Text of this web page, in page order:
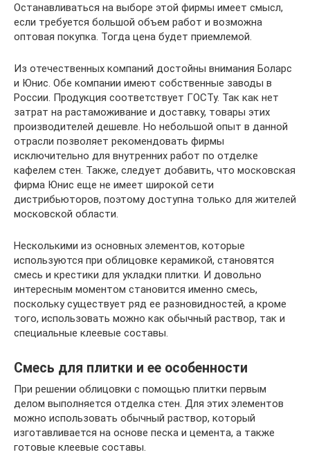
Останавливаться на выборе этой фирмы имеет смысл,
если требуется большой объем работ и возможна
оптовая покупка. Тогда цена будет приемлемой.
Из отечественных компаний достойны внимания Боларс
и Юнис. Обе компании имеют собственные заводы в
России. Продукция соответствует ГОСТу. Так как нет
затрат на растаможивание и доставку, товары этих
производителей дешевле. Но небольшой опыт в данной
отрасли позволяет рекомендовать фирмы
исключительно для внутренних работ по отделке
кафелем стен. Также, следует добавить, что московская
фирма Юнис еще не имеет широкой сети
дистрибьюторов, поэтому доступна только для жителей
московской области.
Несколькими из основных элементов, которые
используются при облицовке керамикой, становятся
смесь и крестики для укладки плитки. И довольно
интересным моментом становится именно смесь,
поскольку существует ряд ее разновидностей, а кроме
того, использовать можно как обычный раствор, так и
специальные клеевые составы.
Смесь для плитки и ее особенности
При решении облицовки с помощью плитки первым
делом выполняется отделка стен. Для этих элементов
можно использовать обычный раствор, который
изготавливается на основе песка и цемента, а также
готовые клеевые составы.